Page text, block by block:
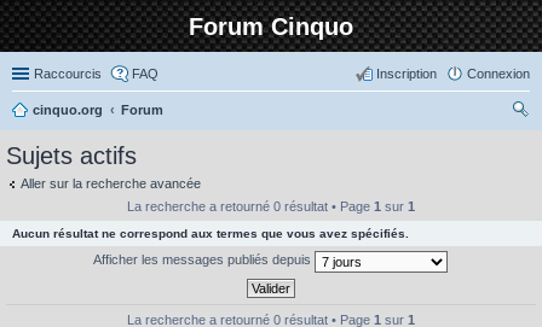
Forum Cinquo
Raccourcis FAQ Connexion
Inscription
cinquo.org
Forum
Sujets actifs
Aller sur la recherche avancée
La recherche a retourné 0 résultat • Page 1 sur 1
Aucun résultat ne correspond aux termes que vous avez spécifiés.
Afficher les messages publiés depuis
La recherche a retourné 0 résultat • Page 1 sur 1